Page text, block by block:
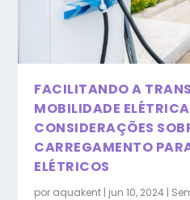
FACILITANDO A
MOBILIDADE
CONSIDERAÇÕES
CARREGAMENTO
ELÉTRICOS
por aquakent | jun 10, 2024 |